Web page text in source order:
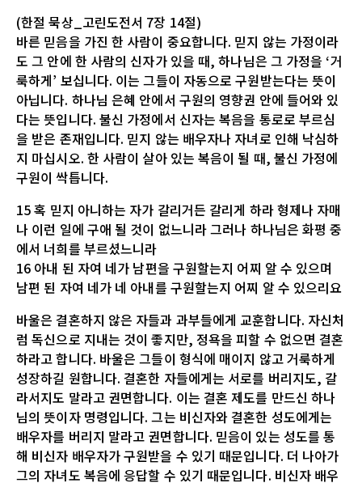
(한절 묵상_고린도전서 7장 14절)
바른 믿음을 가진 한 사람이 중요합니다. 믿지 않는 가정이라
도 그 안에 한 사람의 신자가 있을 때, 하나님은 그 가정을 ‘거
룩하게’ 보십니다. 이는 그들이 자동으로 구원받는다는 뜻이
아닙니다. 하나님 은혜 안에서 구원의 영향권 안에 들어와 있
다는 뜻입니다. 불신 가정에서 신자는 복음을 통로로 부르심
을 받은 존재입니다. 믿지 않는 배우자나 자녀로 인해 낙심하
지 마십시오. 한 사람이 살아 있는 복음이 될 때, 불신 가정에
구원이 싹틉니다.
15 혹 믿지 아니하는 자가 갈리거든 갈리게 하라 형제나 자매
나 이런 일에 구애 될 것이 없느니라 그러나 하나님은 화평 중
에서 너희를 부르셨느니라
16 아내 된 자여 네가 남편을 구원할는지 어찌 알 수 있으며
남편 된 자여 네가 네 아내를 구원할는지 어찌 알 수 있으리요
바울은 결혼하지 않은 자들과 과부들에게 교훈합니다. 자신처
럼 독신으로 지내는 것이 좋지만, 정욕을 피할 수 없으면 결혼
하라고 합니다. 바울은 그들이 형식에 매이지 않고 거룩하게
성장하길 원합니다. 결혼한 자들에게는 서로를 버리지도, 갈
라서지도 말라고 권면합니다. 이는 결혼 제도를 만드신 하나
님의 뜻이자 명령입니다. 그는 비신자와 결혼한 성도에게는
배우자를 버리지 말라고 권면합니다. 믿음이 있는 성도를 통
해 비신자 배우자가 구원받을 수 있기 때문입니다. 더 나아가
그의 자녀도 복음에 응답할 수 있기 때문입니다. 비신자 배우